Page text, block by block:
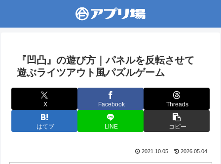
『凹凸』の遊び方｜パネルを反転させて
遊ぶライツアウト風パズルゲーム
X Facebook Threads
はてブ LINE コピー
2021.10.05 2026.05.04